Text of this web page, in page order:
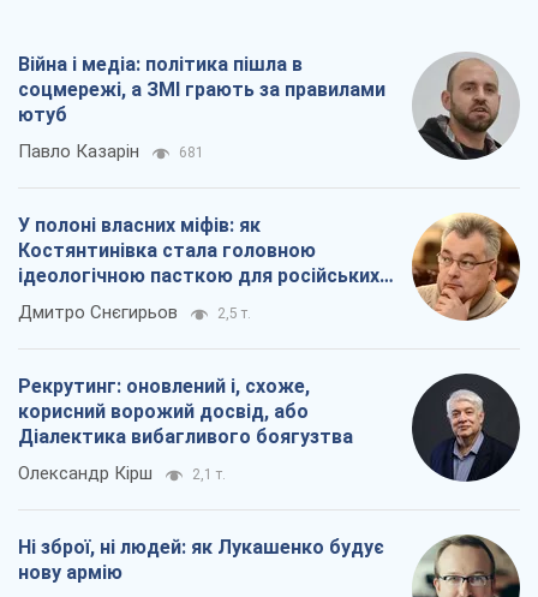
Війна і медіа: політика пішла в
соцмережі, а ЗМІ грають за правилами
ютуб
Павло Казарін 681
У полоні власних міфів: як
Костянтинівка стала головною
ідеологічною пасткою для російських
окупантів
Дмитро Снєгирьов 2,5 т.
Рекрутинг: оновлений і, схоже,
корисний ворожий досвід, або
Діалектика вибагливого боягузтва
Олександр Кірш 2,1 т.
Ні зброї, ні людей: як Лукашенко будує
нову армію